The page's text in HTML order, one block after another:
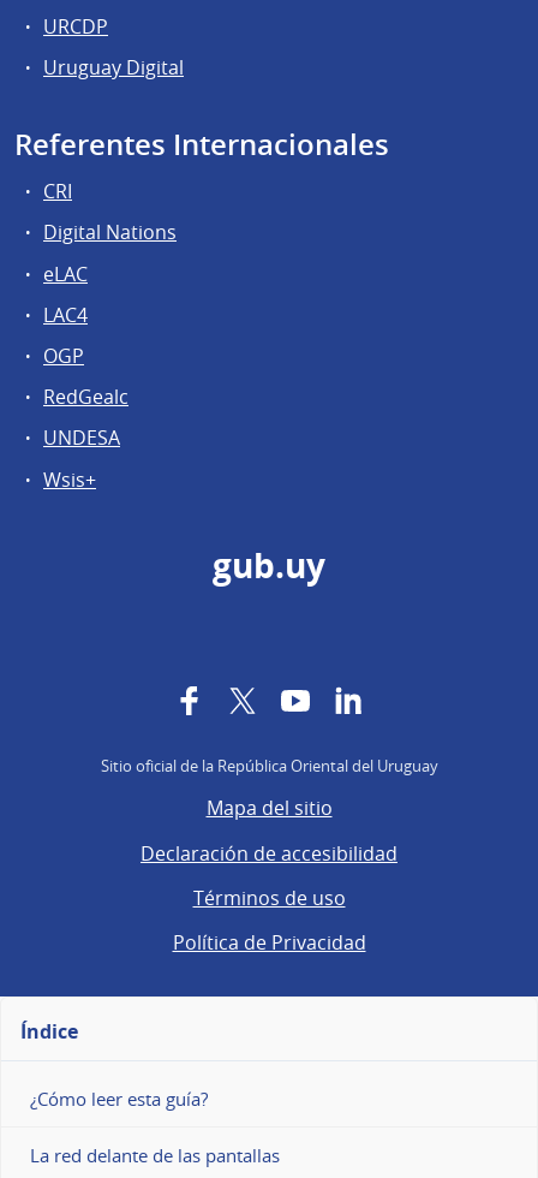
URCDP
Uruguay Digital
Referentes Internacionales
CRI
Digital Nations
eLAC
LAC4
OGP
RedGealc
UNDESA
Wsis+
gub.uy
FacebookTwitterYouTube
Sitio oficial de la República Oriental del Uruguay
Mapa del sitio
Declaración de accesibilidad
Términos de uso
Política de Privacidad
Índice
¿Cómo leer esta guía?
La red delante de las pantallas